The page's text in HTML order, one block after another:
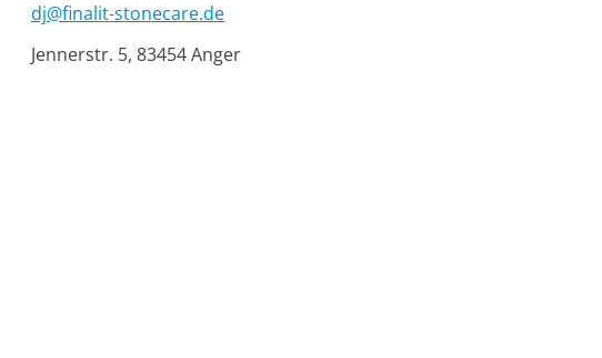
dj@finalit-stonecare.de
Jennerstr. 5, 83454 Anger